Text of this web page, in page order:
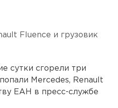
Fluence и грузовик
сутки сгорели три
Mercedes, Renault
ЕАН в пресс-службе